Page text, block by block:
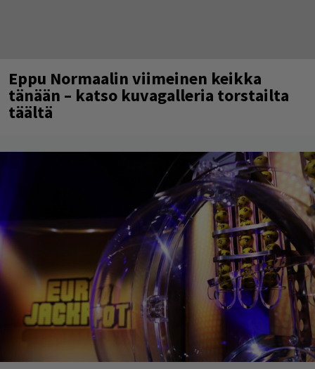
Eppu Normaalin viimeinen keikka
tänään – katso kuvagalleria torstailta
täältä